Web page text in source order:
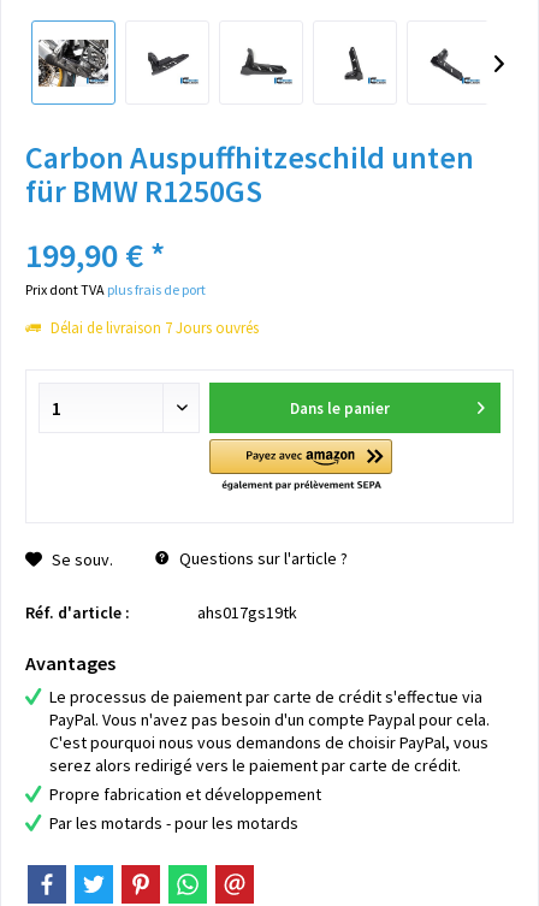
Carbon Auspuffhitzeschild unten
für BMW R1250GS
199,90 € *
Prix dont TVA plus frais de port
Délai de livraison 7 Jours ouvrés
Dans le panier
Se souv. Questions sur l'article ?
Réf. d'article : ahs017gs19tk
Avantages
Le processus de paiement par carte de crédit s'effectue via
PayPal. Vous n'avez pas besoin d'un compte Paypal pour cela.
C'est pourquoi nous vous demandons de choisir PayPal, vous
serez alors redirigé vers le paiement par carte de crédit.
Propre fabrication et développement
Par les motards - pour les motards